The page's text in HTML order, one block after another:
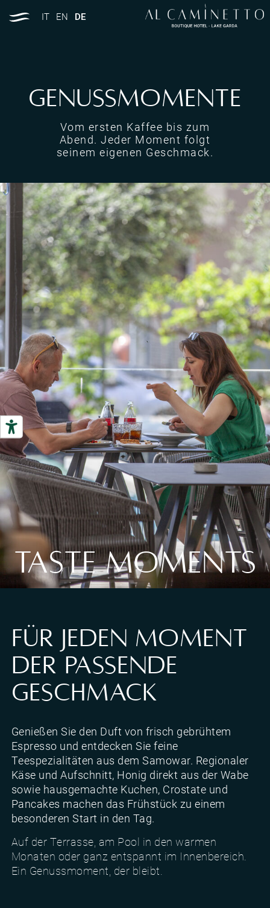
IT EN DE
Genussmomente
Vom ersten Kaffee bis zum
Abend. Jeder Moment folgt
seinem eigenen Geschmack.
TASTE MOMENTS
FÜR JEDEN MOMENT
DER PASSENDE
GESCHMACK
Genießen Sie den Duft von frisch gebrühtem
Espresso und entdecken Sie feine
Teespezialitäten aus dem Samowar. Regionaler
Käse und Aufschnitt, Honig direkt aus der Wabe
sowie hausgemachte Kuchen, Crostate und
Pancakes machen das Frühstück zu einem
besonderen Start in den Tag.
Auf der Terrasse, am Pool in den warmen
Monaten oder ganz entspannt im Innenbereich.
Ein Genussmoment, der bleibt.